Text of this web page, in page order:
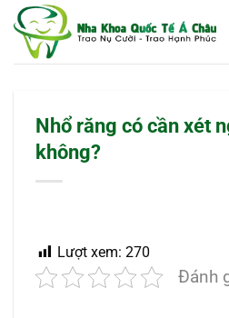
qua
Nhổ răng có cần xét
không?
Lượt xem: 270
Đánh